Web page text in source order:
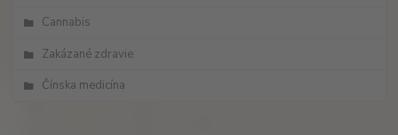
Cannabis
Zakázané zdravie
Čínska medicína